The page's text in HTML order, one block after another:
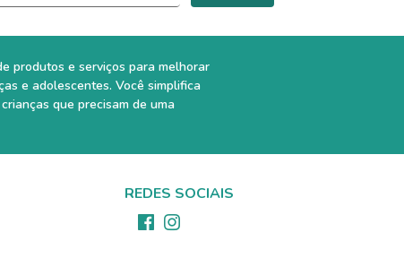
produtos e serviços para melhorar
e adolescentes. Você simplifica
que precisam de uma
REDES SOCIAIS